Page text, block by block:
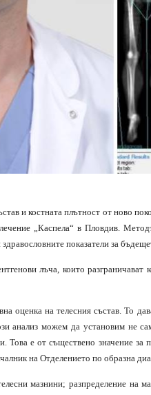
и костната плътност от ново
Каспела“ в Пловдив.
показатели за
лъча, които
оценка на телесния състав. То
анализ можем да установим не
Това е от съществено значение за
на Отделението по образна
мазнини; разпределение на